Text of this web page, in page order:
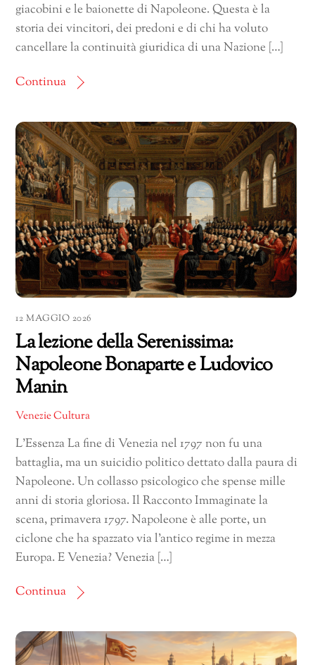
giacobini e le baionette di Napoleone. Questa è la
storia dei vincitori, dei predoni e di chi ha voluto
cancellare la continuità giuridica di una Nazione […]
Continua
12 MAGGIO 2026
La lezione della Serenissima:
Napoleone Bonaparte e Ludovico
Manin
Venezie Cultura
L’Essenza La fine di Venezia nel 1797 non fu una
battaglia, ma un suicidio politico dettato dalla paura di
Napoleone. Un collasso psicologico che spense mille
anni di storia gloriosa. Il Racconto Immaginate la
scena, primavera 1797. Napoleone è alle porte, un
ciclone che ha spazzato via l’antico regime in mezza
Europa. E Venezia? Venezia […]
Continua